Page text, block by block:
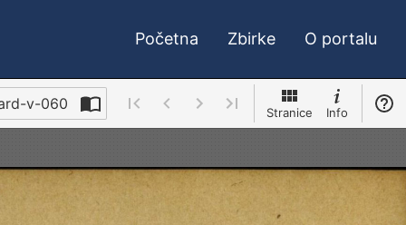
Početna Zbirke O portalu
v-060 Stranice Info